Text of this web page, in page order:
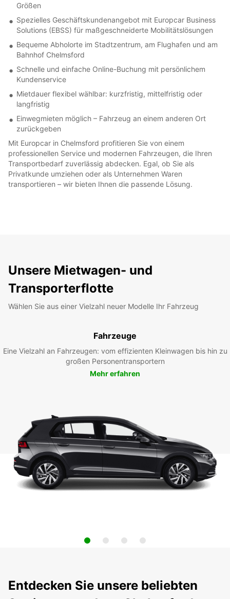
Größen
Spezielles Geschäftskundenangebot mit Europcar Business
Solutions (EBSS) für maßgeschneiderte Mobilitätslösungen
Bequeme Abholorte im Stadtzentrum, am Flughafen und am
Bahnhof Chelmsford
Schnelle und einfache Online-Buchung mit persönlichem
Kundenservice
Mietdauer flexibel wählbar: kurzfristig, mittelfristig oder
langfristig
Einwegmieten möglich – Fahrzeug an einem anderen Ort
zurückgeben
Mit Europcar in Chelmsford profitieren Sie von einem
professionellen Service und modernen Fahrzeugen, die Ihren
Transportbedarf zuverlässig abdecken. Egal, ob Sie als
Privatkunde umziehen oder als Unternehmen Waren
transportieren – wir bieten Ihnen die passende Lösung.
Unsere Mietwagen- und
Transporterflotte
Wählen Sie aus einer Vielzahl neuer Modelle Ihr Fahrzeug
Fahrzeuge
Eine Vielzahl an Fahrzeugen: vom effizienten Kleinwagen bis hin zu
großen Personentransportern
Mehr erfahren
Entdecken Sie unsere beliebten